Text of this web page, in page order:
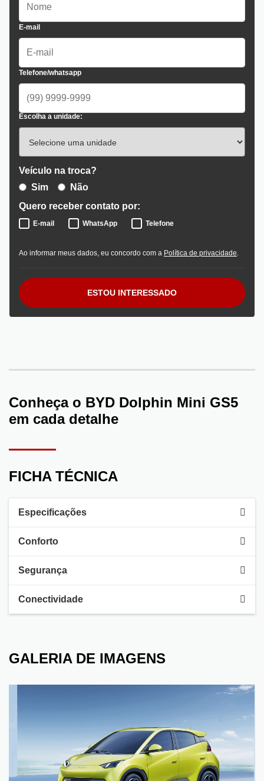
E-mail
Telefone/whatsapp
Escolha a unidade:
Veículo na troca?
Sim
Não
Quero receber contato por:
E-mail WhatsApp Telefone
Ao informar meus dados, eu concordo com a Política de privacidade
ESTOU INTERESSADO
Conheça o BYD Dolphin Mini GS5
em cada detalhe
FICHA TÉCNICA
Especificações
Conforto
Segurança
Conectividade
GALERIA DE IMAGENS